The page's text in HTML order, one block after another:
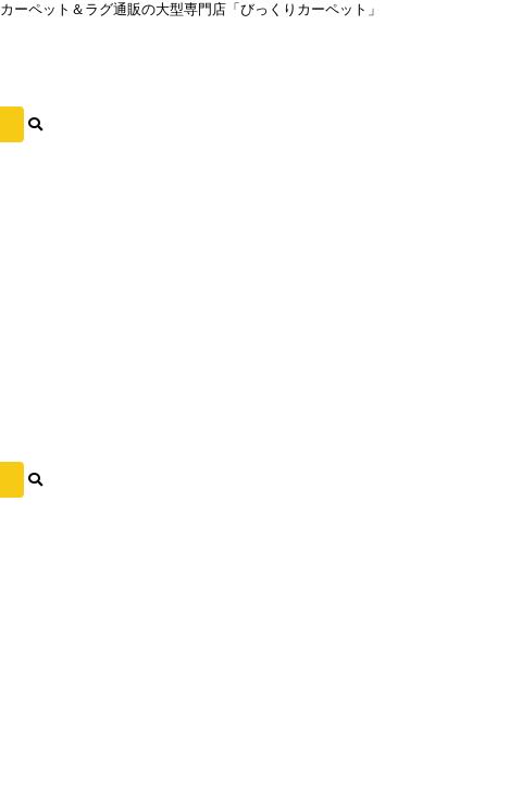
カーペット＆ラグ通販の大型専門店「びっくりカーペット」